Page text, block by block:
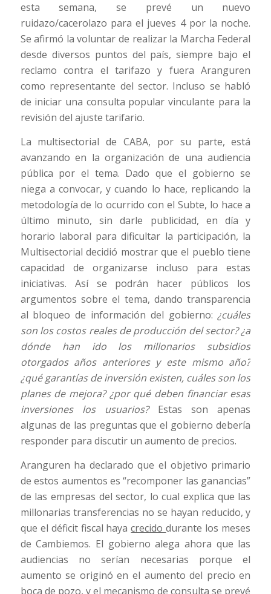
esta semana, se prevé un nuevo
ruidazo/cacerolazo para el jueves 4 por la noche.
Se afirmó la voluntar de realizar la Marcha Federal
desde diversos puntos del país, siempre bajo el
reclamo contra el tarifazo y fuera Aranguren
como representante del sector. Incluso se habló
de iniciar una consulta popular vinculante para la
revisión del ajuste tarifario.
La multisectorial de CABA, por su parte, está
avanzando en la organización de una audiencia
pública por el tema. Dado que el gobierno se
niega a convocar, y cuando lo hace, replicando la
metodología de lo ocurrido con el Subte, lo hace a
último minuto, sin darle publicidad, en día y
horario laboral para dificultar la participación, la
Multisectorial decidió mostrar que el pueblo tiene
capacidad de organizarse incluso para estas
iniciativas. Así se podrán hacer públicos los
argumentos sobre el tema, dando transparencia
al bloqueo de información del gobierno: ¿cuáles
son los costos reales de producción del sector? ¿a
dónde han ido los millonarios subsidios
otorgados años anteriores y este mismo año?
¿qué garantías de inversión existen, cuáles son los
planes de mejora? ¿por qué deben financiar esas
inversiones los usuarios? Estas son apenas
algunas de las preguntas que el gobierno debería
responder para discutir un aumento de precios.
Aranguren ha declarado que el objetivo primario
de estos aumentos es “recomponer las ganancias”
de las empresas del sector, lo cual explica que las
millonarias transferencias no se hayan reducido, y
que el déficit fiscal hayacrecidodurante los meses
de Cambiemos. El gobierno alega ahora que las
audiencias no serían necesarias porque el
aumento se originó en el aumento del precio en
boca de pozo, y el mecanismo de consulta se prevé